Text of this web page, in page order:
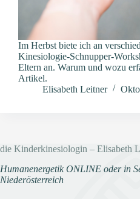
Im Herbst biete ich an
Kinesiologie-Schnupper-
Eltern an. Warum und wozu
Artikel.
Elisabeth Leitner
die Kinderkinesiologin – Elisabeth
Humanenergetik ONLINE oder in
Niederösterreich